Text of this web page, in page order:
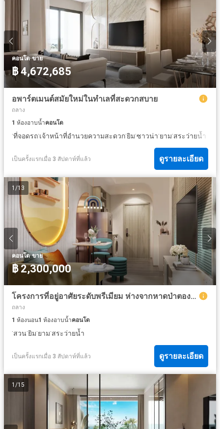
คอนโด·ขาย
฿ 4,672,685
อพาร์ตเมนต์สมัยใหม่ในทำเลที่สะดวกสบาย
ถลาง
1 ห้องอาบน้ำคอนโด
·ที่จอดรถ·เจ้าหน้าที่อำนวยความสะดวก·ยิม·ซาวน่า·ยาม·สระว่ายน้ำ
เป็นครั้งแรกเมื่อ 3 สัปดาห์ที่แล้ว ดูรายละเอียด
1 /13
คอนโด·ขาย
฿ 2,300,000
โครงการที่อยู่อาศัยระดับพรีเมียม ห่างจากหาดป่าตองเพียง 100 เมตร
ถลาง
1 ห้องนอน1 ห้องอาบน้ำคอนโด
·สวน·ยิม·ยาม·สระว่ายน้ำ
เป็นครั้งแรกเมื่อ 3 สัปดาห์ที่แล้ว ดูรายละเอียด
1 /15